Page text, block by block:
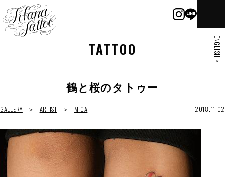
TATTOO
鶴と桜のタトゥー
GALLERY ARTIST MICA 2018.11.02
ENGLISH >